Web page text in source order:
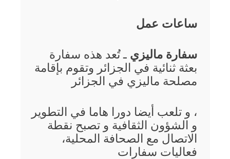
ساعات عمل
سفارة ماليزي ـ تُعد هذه سفارة
بعثة ثنائية في الجزائر وتقوم بإقامة
مصلحة ماليزي في الجزائر
، و تلعب أيضا دورا هاما في التطوير
و الشؤون الثقافية و تصبح نقطة
الاتصال مع الصحافة المحلية،
فعاليات سفارات